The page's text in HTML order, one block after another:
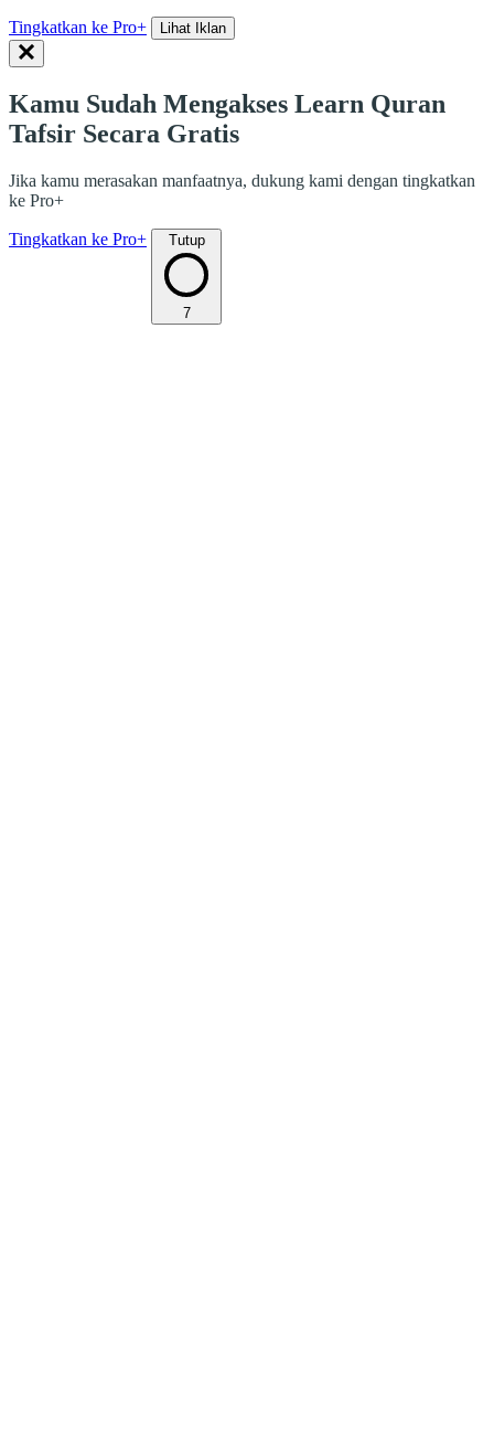
Tingkatkan ke Pro+ Lihat Iklan
Kamu Sudah Mengakses Learn Quran
Tafsir Secara Gratis
Jika kamu merasakan manfaatnya, dukung kami dengan tingkatkan
ke Pro+
Tingkatkan ke Pro+ Tutup
7